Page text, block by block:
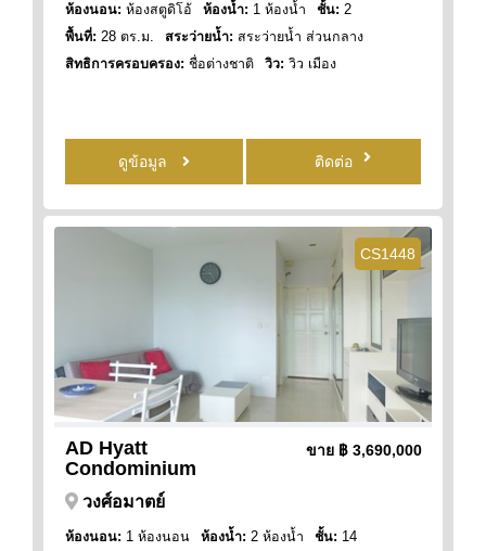
ห้องนอน: ห้องสตูดิโอ้ ห้องน้ำ: 1 ห้องน้ำ ชั้น: 2
พื้นที่: 28 ตร.ม. สระว่ายน้ำ: สระว่ายน้ำ ส่วนกลาง
สิทธิการครอบครอง: ชื่อต่างชาติ วิว: วิว เมือง
ดูข้อมูล ติดต่อ
CS1448
AD Hyatt
Condominium
ขาย ฿ 3,690,000
วงศ์อมาตย์
ห้องนอน: 1 ห้องนอน ห้องน้ำ: 2 ห้องน้ำ ชั้น: 14